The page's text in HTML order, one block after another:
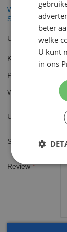
Wilkinson Sword
Scheermesjes
Uw waardering
Kwaliteit
1
2
3
4
5
Prijs
star
stars
stars
stars
stars
Waarde
star
Uw naam
Samenvatting
Review
beter
welke
U kunt
in ons